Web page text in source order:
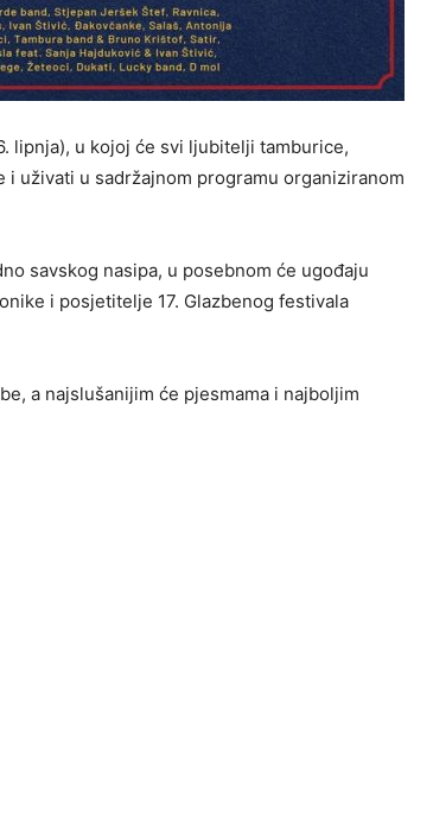
lipnja), u kojoj će svi ljubitelji tamburice,
uživati u sadržajnom programu organiziranom
savskog nasipa, u posebnom će ugođaju
i posjetitelje 17. Glazbenog festivala
a najslušanijim će pjesmama i najboljim